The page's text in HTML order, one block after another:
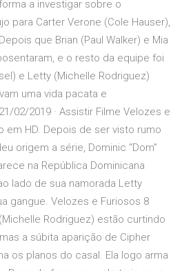
a investigar sobre o
para Carter Verone (Cole Hauser),
que Brian (Paul Walker) e Mia
e o resto da equipe foi
e Letty (Michelle Rodriguez)
uma vida pacata e
02/2019 · Assistir Filme Velozes e
em HD. Depois de ser visto rumo
origem a série, Dominic “Dom”
na República Dominicana
lado de sua namorada Letty
gangue. Velozes e Furiosos 8
Rodriguez) estão curtindo
a súbita aparição de Cipher
os planos do casal. Ela logo arma